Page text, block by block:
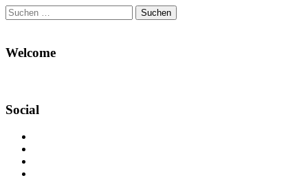
Suchen
nach:
Welcome
Social